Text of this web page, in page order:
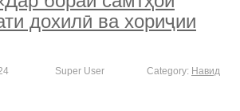
дохилӣ ва хориҷии
Super User Category: Навид